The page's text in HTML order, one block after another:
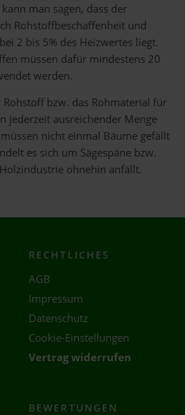
man sagen, dass der
Rohstoffbeschaffenheit und
2 bis 5% des Heizwertes liegt.
müssen dafür mindestens 20
werden.
Rohstoff bzw. das Rohmaterial für
jederzeit ausreichender Menge
nicht einmal Bäume gefällt
es sich um Sägespäne bzw.
ohnehin anfällt.
RECHTLICHES
AGB
Impressum
Datenschutz
Cookie-Einstellungen
Vertrag widerrufen
BEWERTUNGEN